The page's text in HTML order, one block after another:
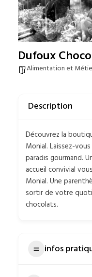
Dufoux
Alimentation et
Description
Découvrez la
Monial. Laissez-
paradis gourmand.
accueil convivial
Monial. Une
sortir de votre
chocolats.
infos